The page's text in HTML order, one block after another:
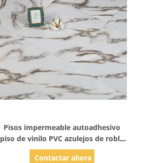
Pisos impermeable autoadhesivo
piso de vinilo PVC azulejos de roble
gris claro blanco
Contactar ahora